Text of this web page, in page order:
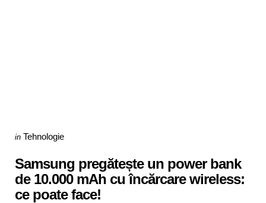
Categories
Posted
in Tehnologie
Samsung pregătește un power bank
de 10.000 mAh cu încărcare wireless:
ce poate face!